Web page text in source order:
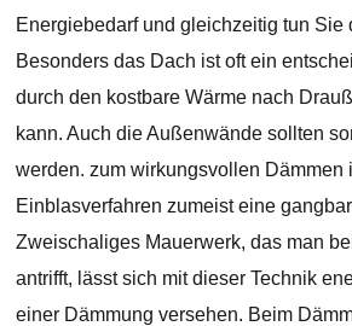
Energiebedarf und gleichzeitig tun Sie
Besonders das Dach ist oft ein
durch den kostbare Wärme nach
kann. Auch die Außenwände sollten
werden. zum wirkungsvollen Dämmen
Einblasverfahren zumeist eine
Zweischaliges Mauerwerk, das man
antrifft, lässt sich mit dieser Technik
einer Dämmung versehen. Beim